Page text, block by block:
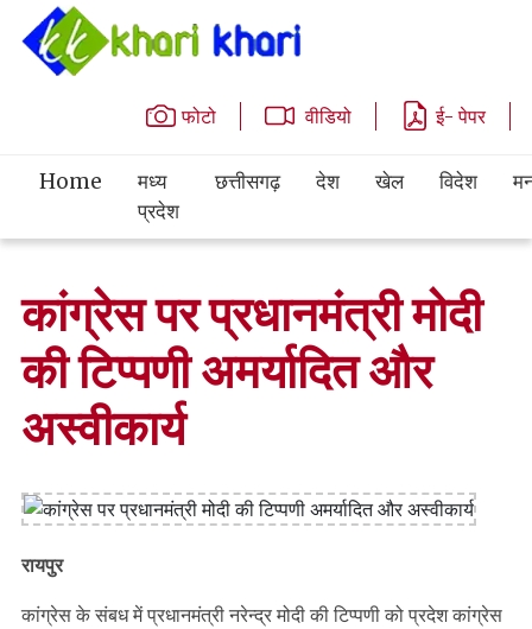
फोटो वीडियो ई- पेपर
Home
मध्य
प्रदेश
छत्तीसगढ़ देश खेल विदेश
कांग्रेस पर प्रधानमंत्री मोदी
की टिप्पणी अमर्यादित और
अस्वीकार्य
रायपुर
कांग्रेस के संबध में प्रधानमंत्री नरेन्द्र मोदी की टिप्पणी को प्रदेश कांग्रेस